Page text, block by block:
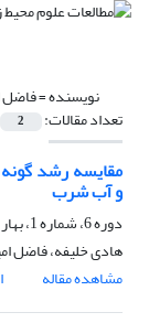
نویسنده =فاضل
تعداد مقالات: 2
مقایسه رشد گونه
و آب شرب
دوره 6، شماره 1، بهار 1400، صفحه
هادی خلیفه، فاضل
مشاهده مقاله